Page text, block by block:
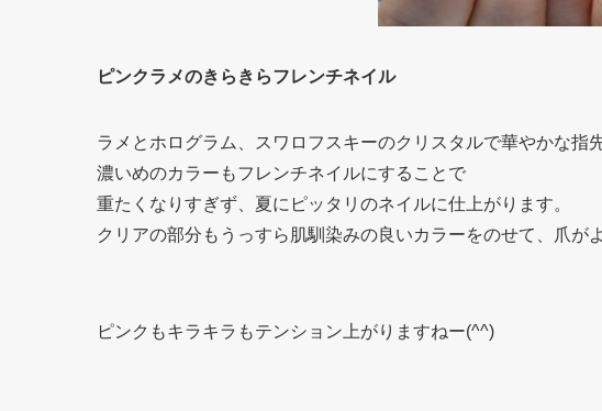
ピンクラメのきらきらフレンチネイル
ラメとホログラム、スワロフスキーのクリスタルで華やかな指先
濃いめのカラーもフレンチネイルにすることで
重たくなりすぎず、夏にピッタリのネイルに仕上がります。
クリアの部分もうっすら肌馴染みの良いカラーをのせて、爪
ピンクもキラキラもテンション上がりますねー(^^)